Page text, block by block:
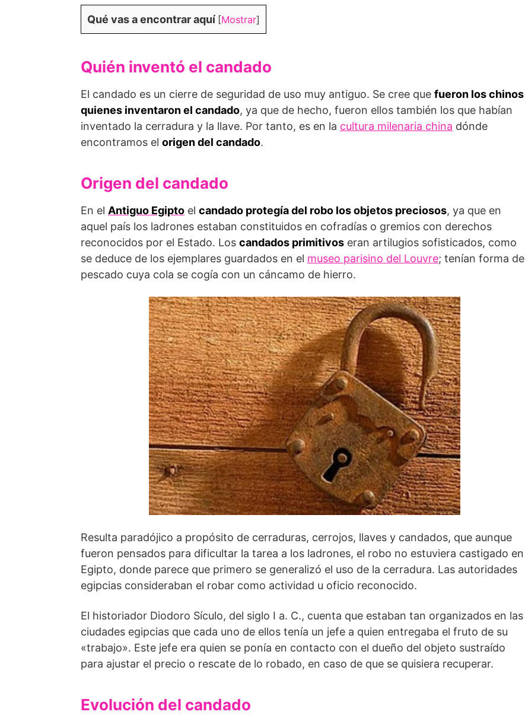
Qué vas a encontrar aquí [Mostrar]
Quién inventó el candado
El candado es un cierre de seguridad de uso muy antiguo. Se cree que fueron los chinos
quienes inventaron el candado, ya que de hecho, fueron ellos también los que habían
inventado la cerradura y la llave. Por tanto, es en la cultura milenaria china dónde
encontramos el origen del candado.
Origen del candado
En el Antiguo Egipto el candado protegía del robo los objetos preciosos, ya que en
aquel país los ladrones estaban constituidos en cofradías o gremios con derechos
reconocidos por el Estado. Los candados primitivos eran artilugios sofisticados, como
se deduce de los ejemplares guardados en el museo parisino del Louvre; tenían forma de
pescado cuya cola se cogía con un cáncamo de hierro.
Resulta paradójico a propósito de cerraduras, cerrojos, llaves y candados, que aunque
fueron pensados para dificultar la tarea a los ladrones, el robo no estuviera castigado en
Egipto, donde parece que primero se generalizó el uso de la cerradura. Las autoridades
egipcias consideraban el robar como actividad u oficio reconocido.
El historiador Diodoro Sículo, del siglo I a. C., cuenta que estaban tan organizados en las
ciudades egipcias que cada uno de ellos tenía un jefe a quien entregaba el fruto de su
«trabajo». Este jefe era quien se ponía en contacto con el dueño del objeto sustraído
para ajustar el precio o rescate de lo robado, en caso de que se quisiera recuperar.
Evolución del candado